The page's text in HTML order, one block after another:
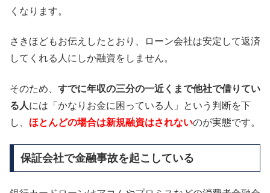
くなります。
さきほどもお伝えしたとおり、ローン会社は安定して返済
してくれる人にしか融資をしません。
そのため、 すでに年収の三分の一近くまで他社で借りてい
る人には「かなりお金に困っている人」という判断を下
し、 ほとんどの場合は新規融資はされないのが実態です。
保証会社で金融事故を起こしている